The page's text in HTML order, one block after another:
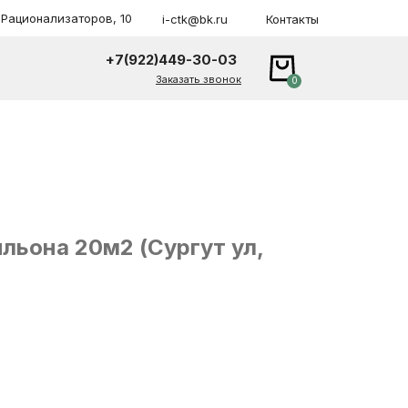
+7(922)449-30-03
+7(922)449-30-03
Заказать звонок
10 i-ctk@bk.ru Контакты
0
20м2 (Сургут ул,